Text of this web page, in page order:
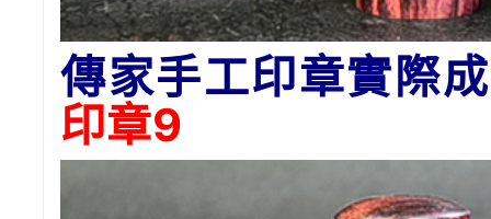
傳家手工印章實際
印章9